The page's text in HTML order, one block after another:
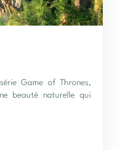
Game of Thrones,
beauté naturelle qui